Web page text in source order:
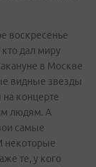
воскресенье
дал миру
в Москве
видные звезды
концерте
людям. А
самые
некоторые
те, у кого